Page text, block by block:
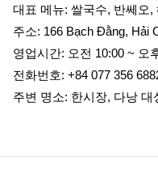
대표 메뉴: 쌀국수, 반쎄오,
주소: 166 Bạch Đằng, Hải
영업시간: 오전 10:00 ~ 오
전화번호: +84 077 356
주변 명소: 한시장, 다낭 대